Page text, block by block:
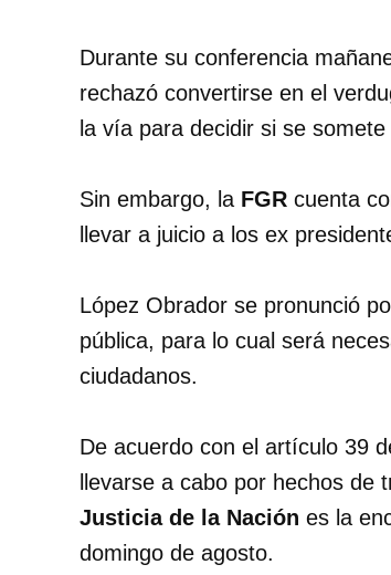
Durante su conferencia
rechazó convertirse en el
la vía para decidir si se
Sin embargo, la FGR cuenta
llevar a juicio a los ex
López Obrador se pronunció
pública, para lo cual será
ciudadanos.
De acuerdo con el artículo 39
llevarse a cabo por hechos de
Justicia de la Nación es la
domingo de agosto.